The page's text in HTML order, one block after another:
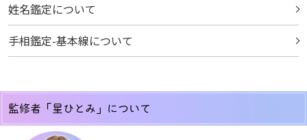
姓名鑑定について
手相鑑定-基本線について
監修者「星ひとみ」について